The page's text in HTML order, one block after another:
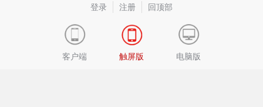
登录 注册 回顶部
客户端 触屏版 电脑版